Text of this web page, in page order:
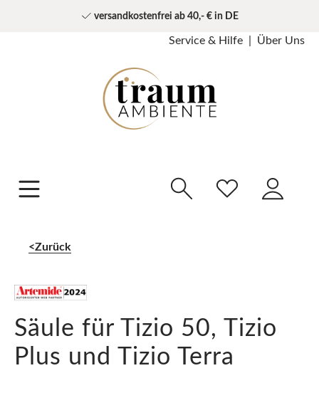
versandkostenfrei ab 40,- € in DE
Service & Hilfe Über Uns
Zurück
Säule für Tizio 50, Tizio
Plus und Tizio Terra